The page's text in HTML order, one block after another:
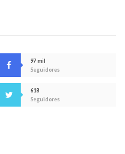
97 mil
Seguidores
618
Seguidores